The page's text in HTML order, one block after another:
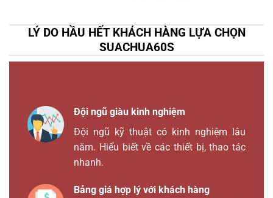
LÝ DO HẦU HẾT KHÁCH HÀNG LỰA CHỌN
SUACHUA60S
Đội ngũ giàu kinh nghiệm
Đội ngũ kỹ thuật có kinh nghiệm lâu
năm. Hiểu biết về các thiết bị, thao tác
nhanh.
Bảng giá hợp lý với khách hàng